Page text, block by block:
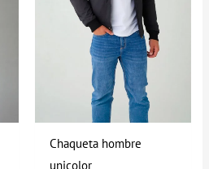
Chaqueta hombre
unicolor